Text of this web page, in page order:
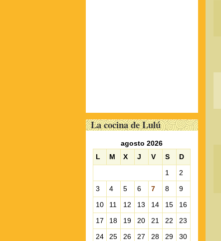
La cocina de Lulú
agosto 2026
L
M X J V S
D
1
2
3
4 5 6 7 8
9
10
11 12 13 14 15
16
17
18 19 20 21 22
23
24
25 26 27 28 29
30